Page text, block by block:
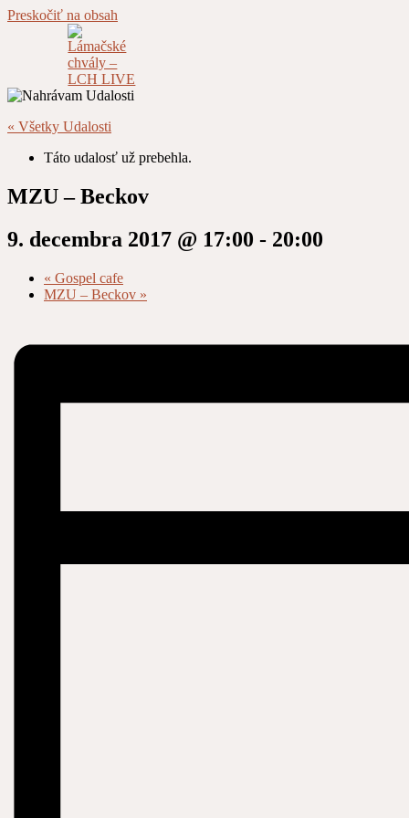
Preskočiť na obsah
« Všetky Udalosti
Táto udalosť už prebehla.
MZU – Beckov
9. decembra 2017 @ 17:00 - 20:00
« Gospel cafe
MZU – Beckov »